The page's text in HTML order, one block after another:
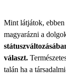
Mint látjátok, ebben
magyarázni a
választ.
talán ha a